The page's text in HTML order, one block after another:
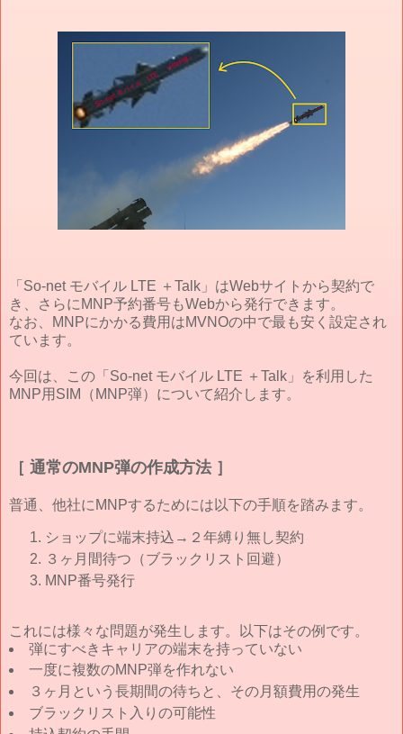
「So-net モバイル LTE ＋Talk」はWebサイトから契約で
き、さらにMNP予約番号もWebから発行できます。
なお、MNPにかかる費用はMVNOの中で最も安く設定され
ています。
今回は、この「So-net モバイル LTE ＋Talk」を利用した
MNP用SIM（MNP弾）について紹介します。
［ 通常のMNP弾の作成方法 ］
普通、他社にMNPするためには以下の手順を踏みます。
ショップに端末持込→２年縛り無し契約
３ヶ月間待つ（ブラックリスト回避）
MNP番号発行
これには様々な問題が発生します。以下はその例です。
弾にすべきキャリアの端末を持っていない
一度に複数のMNP弾を作れない
３ヶ月という長期間の待ちと、その月額費用の発生
ブラックリスト入りの可能性